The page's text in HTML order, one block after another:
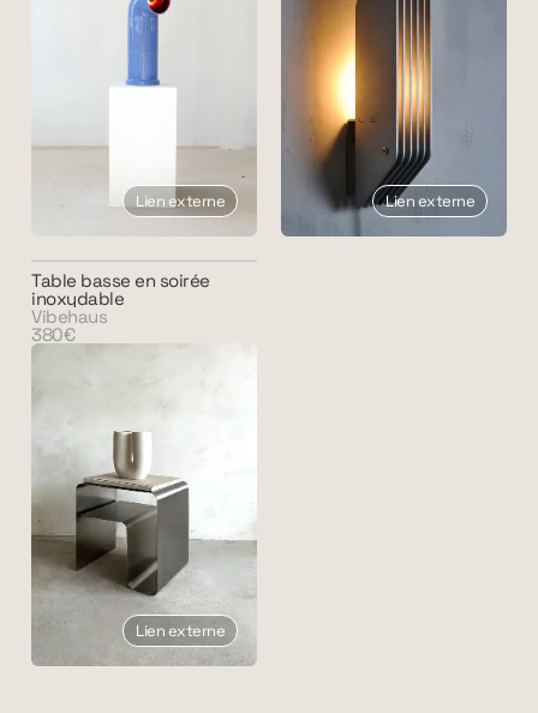
Lien externe Lien externe
Table basse en soirée
inoxydable
Vibehaus
380€
Lien externe